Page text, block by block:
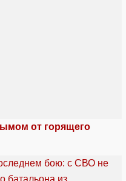
от горящего